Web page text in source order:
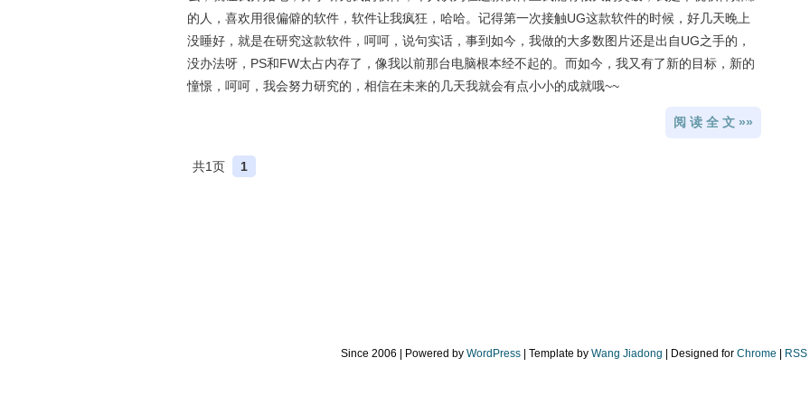
的人，喜欢用很偏僻的软件，软件让我疯狂，哈哈。记得第一次接触UG这款软件的时候，好几天晚上
没睡好，就是在研究这款软件，呵呵，说句实话，事到如今，我做的大多数图片还是出自UG之手的，
没办法呀，PS和FW太占内存了，像我以前那台电脑根本经不起的。而如今，我又有了新的目标，新的
憧憬，呵呵，我会努力研究的，相信在未来的几天我就会有点小小的成就哦~~
阅 读 全 文 »»
共1页 1
Since 2006 | Powered by WordPress | Template by Wang Jiadong | Designed for Chrome RSS